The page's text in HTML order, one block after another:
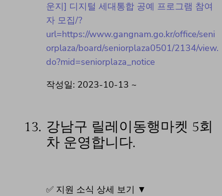
운지] 디지털 세대통합 공예 프로그램 참여
자 모집/?
url=https://www.gangnam.go.kr/office/seni
orplaza/board/seniorplaza0501/2134/view.
do?mid=seniorplaza_notice
작성일: 2023-10-13 ~
13. 강남구 릴레이동행마켓 5회
차 운영합니다.
✅ 지원 소식 상세 보기 ▼